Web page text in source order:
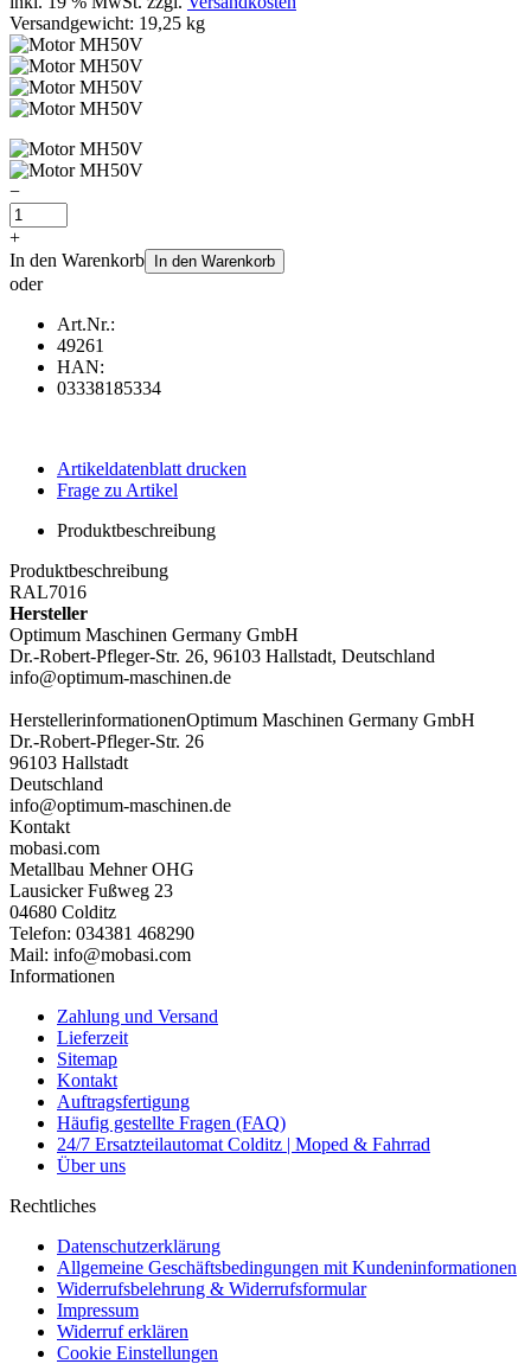
Versandgewicht: 19,25 kg
−
+
In den Warenkorb
In den Warenkorb
oder
Art.Nr.:
49261
HAN:
03338185334
Artikeldatenblatt drucken
Frage zu Artikel
Produktbeschreibung
Produktbeschreibung
RAL7016
Hersteller
Optimum Maschinen Germany GmbH
Dr.-Robert-Pfleger-Str. 26, 96103 Hallstadt, Deutschland
info@optimum-maschinen.de
HerstellerinformationenOptimum Maschinen Germany GmbH
Dr.-Robert-Pfleger-Str. 26
96103 Hallstadt
Deutschland
info@optimum-maschinen.de
Kontakt
mobasi.com
Metallbau Mehner OHG
Lausicker Fußweg 23
04680 Colditz
Telefon: 034381 468290
Mail: info@mobasi.com
Informationen
Zahlung und Versand
Lieferzeit
Sitemap
Kontakt
Auftragsfertigung
Häufig gestellte Fragen (FAQ)
24/7 Ersatzteilautomat Colditz | Moped & Fahrrad
Über uns
Rechtliches
Datenschutzerklärung
Allgemeine Geschäftsbedingungen mit Kundeninformationen
Widerrufsbelehrung & Widerrufsformular
Impressum
Widerruf erklären
Cookie Einstellungen